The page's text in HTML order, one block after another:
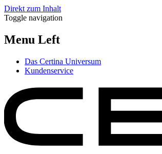
Direkt zum Inhalt
Toggle navigation
Menu Left
Das Certina Universum
Kundenservice